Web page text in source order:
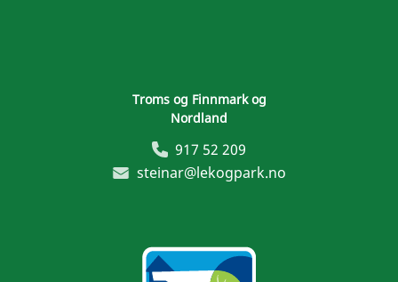
Troms og Finnmark og
Nordland
917 52 209
steinar@lekogpark.no